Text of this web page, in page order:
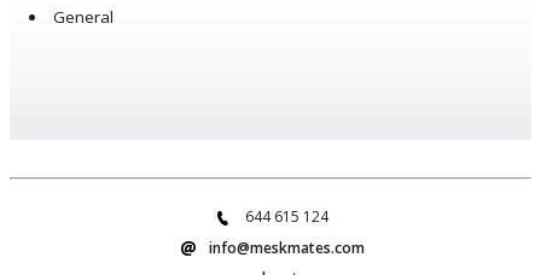
General
644 615 124
info@meskmates.com